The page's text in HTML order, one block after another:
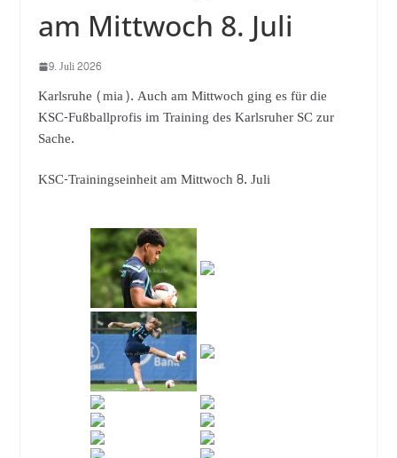
am Mittwoch 8. Juli
9. Juli 2026
Karlsruhe (mia). Auch am Mittwoch ging es für die
KSC-Fußballprofis im Training des Karlsruher SC zur
Sache.
KSC-Trainingseinheit am Mittwoch 8. Juli